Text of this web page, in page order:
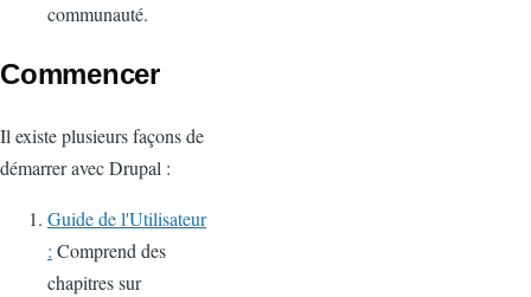
communauté.
Commencer
Il existe plusieurs façons de
démarrer avec Drupal :
Guide de l'Utilisateur
: Comprend des
chapitres sur